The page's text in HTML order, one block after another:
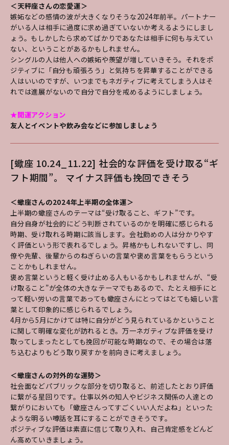
＜天秤座さんの恋愛運＞
嫉妬などの感情の波が大きくなりそうな2024年前半。パートナー
がいる人は相手に過度に求め過ぎていないか考えるようにしまし
ょう。もしかしたら求めてばかりであなたは相手に何も与えてい
ない、ということがあるかもしれません。
シングルの人は他人への嫉妬や羨望が増していきそう。それをポ
ジティブに「自分も頑張ろう」と気持ちを昇華することができる
人はいいのですが、いつまでもネガティブに考えてしまう人はそ
れでは進展がないので自分で自分を戒めるようにしましょう。
★開運アクション
友人とイベントや飲み会などに参加しましょう
[蠍座 10.24_11.22] 社会的な評価を受け取る“ギ
フト期間”。 マイナス評価も挽回できそう
＜蠍座さんの2024年上半期の全体運＞
上半期の蠍座さんのテーマは“受け取ること、ギフト”です。
自分自身が社会的にどう判断されているのかを明確に感じられる
時期、受け取れる時期に該当します。会社勤めの人は分かりやす
く評価という形で表れるでしょう。昇格かもしれないですし、同
僚や先輩、後輩からのねぎらいの言葉や褒め言葉をもらうという
ことかもしれません。
褒め言葉というと軽く受け止める人もいるかもしれませんが、“受
け取ること”が全体の大きなテーマでもあるので、たとえ相手にと
って軽い労いの言葉であっても蠍座さんにとってはとても嬉しい言
葉として印象的に感じられるでしょう。
4月から5月にかけては特に自分がどう見られているかということ
に関して明確な変化が訪れるとき。万一ネガティブな評価を受け
取ってしまったとしても挽回が可能な時期なので、その場合は落
ち込むよりもどう取り戻すかを前向きに考えましょう。
＜蠍座さんの対外的な運勢＞
社会面などパブリックな部分を切り取ると、前述したとおり評価
に繋がる星回りです。仕事以外の知人やビジネス関係の人達との
繋がりにおいても「蠍座さんってすごくいい人だよね」といった
ような明るい噂話を耳にすることができそうです。
ポジティブな評価は素直に信じて取り入れ、自己肯定感をどんど
ん高めていきましょう。